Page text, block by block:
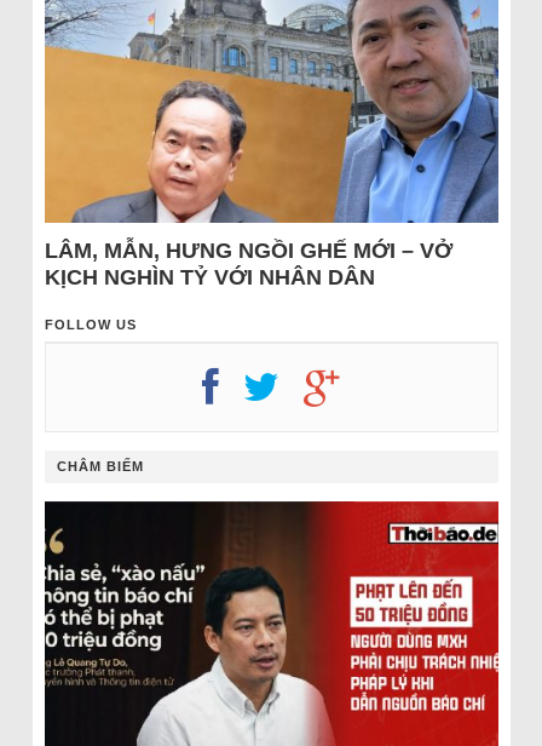
LÂM, MẪN, HƯNG NGỒI GHẾ MỚI – VỞ
KỊCH NGHÌN TỶ VỚI NHÂN DÂN
FOLLOW US
CHÂM BIẾM